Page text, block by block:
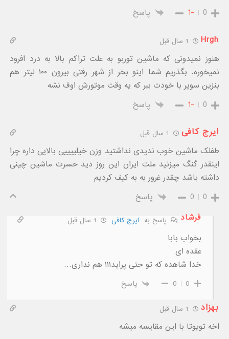
0
-1 پاسخ
Hrgh
هنوز نمیدونی که ماشین توربو به علت تراکم بالا به درد افرود
نمیخوره. بگذریم شما اینو بخر از شهر رفتی بیرون ۱۰۰ لیتر هم
بنزین سوپر با خودت ببر که یه وقت موتورش اوف نشه
0
-1 پاسخ
ایرج کافی
طفلک ماشین خوب ندیدی نداشتید وزن خیلییییی بالایی داره چرا
اینقدر گنگ میزنید ملت ایران این روز دید حسرت ماشین چینی
داشته باشد چقدر غرور به به کیف کردیم
0
0
پاسخ
فرشاد
پاسخ به ایرج کافی
بخواب بابا
عقده ای
خدا شاهده که تو حتی پراید۱۱۱ هم نداری…
0
0 پاسخ
بهزاد
اخه تویوتا با این مقایسه میشه